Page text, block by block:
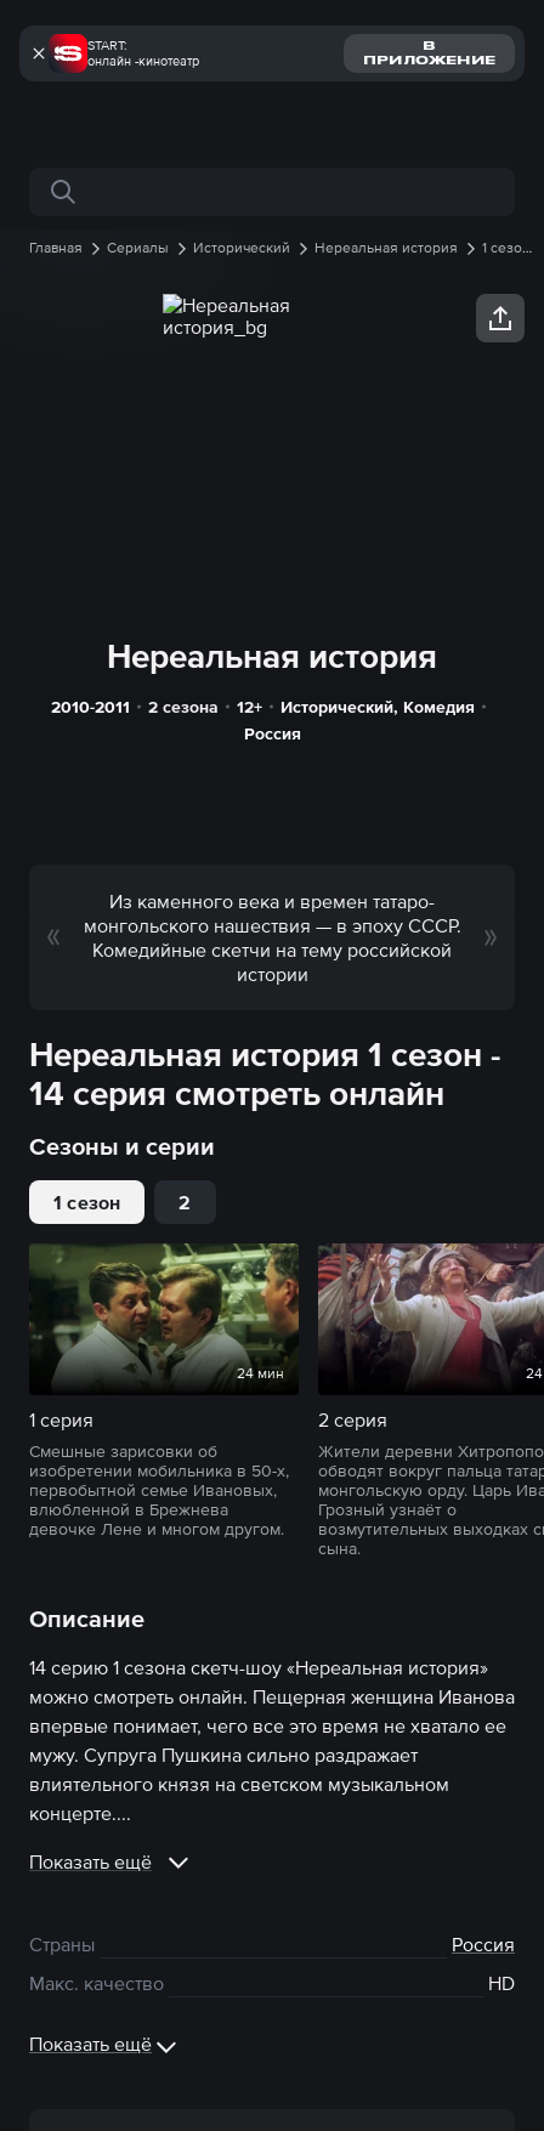
START:
онлайн -кинотеатр
В
ПРИЛОЖЕНИЕ
Поиск по сайту
Главная Сериалы Исторический Нереальная история
1 сезон
Нереальная история
2010-2011 2 сезона 12+ Исторический, Комедия
Россия
Из каменного века и времен татаро-
монгольского нашествия — в эпоху СССР.
Комедийные скетчи на тему российской
истории
Нереальная история 1 сезон -
14 серия смотреть онлайн
Сезоны и серии
1 сезон 2
24 мин
1 серия
Смешные зарисовки об
изобретении мобильника в 50-х,
первобытной семье Ивановых,
влюбленной в Брежнева
девочке Лене и многом другом.
2 серия
Жители деревни
обводят вокруг пальца
монгольскую орду. Царь
Грозный узнаёт о
возмутительных выходках
сына.
Описание
14 серию 1 сезона скетч-шоу «Нереальная история»
можно смотреть онлайн. Пещерная женщина Иванова
впервые понимает, чего все это время не хватало ее
мужу. Супруга Пушкина сильно раздражает
влиятельного князя на светском музыкальном
концерте....
Показать ещё
Страны
Россия
Макс. качество
HD
Показать ещё